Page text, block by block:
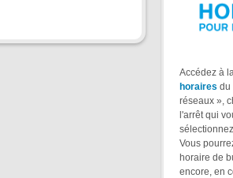
Accédez à
horaires du
réseaux »,
l'arrêt qui
Vous
horaire de
encore, en